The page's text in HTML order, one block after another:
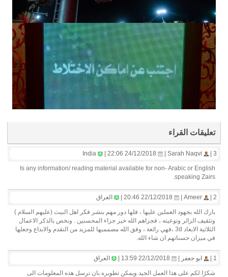
تعليقات القراء
3 |
Is any information/ reading material available for non- Arabic or English
speaking Zairs.
2 | العراق
بارك الله بجهود العملين عليها ، فلها دور مهم بنشر فكر اهل البيت (عليهم السلام )
وتثقيف الزائر وتوعيته ، فجزاهم الله خير جزاء المحسنين . ونخص بالذكر الاعمال
الثلاثية الابعاد 3d ،فهي رائعة ، وفق الله مصمميها للمزيد من التقدم والابداع وجعلها
في ميزان حسناتهم ان شاء الله.
1 | ابو جعفر | العراق
شكرًا لكم على هذا العمل الجيد ويمكن تطويره بان ترسل هذه المعلومات الى